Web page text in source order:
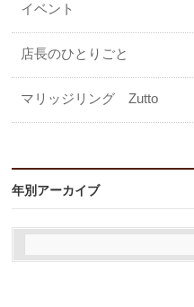
イベント
店長のひとりごと
マリッジリング Zutto
年別アーカイブ